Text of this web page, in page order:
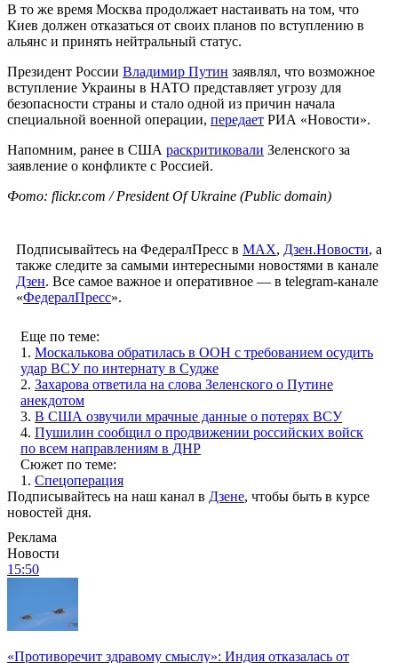
В то же время Москва продолжает настаивать на том, что
Киев должен отказаться от своих планов по вступлению в
альянс и принять нейтральный статус.
Президент России Владимир Путин заявлял, что возможное
вступление Украины в НАТО представляет угрозу для
безопасности страны и стало одной из причин начала
специальной военной операции, передает РИА «Новости».
Напомним, ранее в США раскритиковали Зеленского за
заявление о конфликте с Россией.
Фото: flickr.com / President Of Ukraine (Public domain)
Подписывайтесь на ФедералПресс в МАХ, Дзен.Новости, а
также следите за самыми интересными новостями в канале
Дзен. Все самое важное и оперативное — в telegram-канале
«ФедералПресс».
Еще по теме:
1. Москалькова обратилась в ООН с требованием осудить
удар ВСУ по интернату в Судже
2. Захарова ответила на слова Зеленского о Путине
анекдотом
3. В США озвучили мрачные данные о потерях ВСУ
4. Пушилин сообщил о продвижении российских войск
по всем направлениям в ДНР
Сюжет по теме:
1. Спецоперация
Подписывайтесь на наш канал в Дзене, чтобы быть в курсе
новостей дня.
Реклама
Новости
15:50
«Противоречит здравому смыслу»: Индия отказалась от